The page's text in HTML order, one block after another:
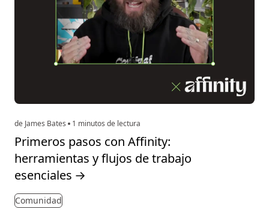
de James Bates 1 minutos de lectura
Primeros pasos con Affinity:
herramientas y flujos de trabajo
esenciales →
Comunidad